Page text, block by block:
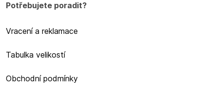
Potřebujete poradit?
Vracení a reklamace
Tabulka velikostí
Obchodní podmínky